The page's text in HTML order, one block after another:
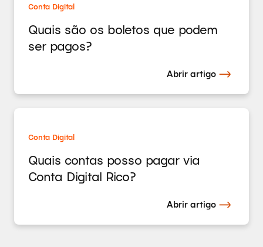
Conta Digital
Quais são os boletos que podem
ser pagos?
Abrir artigo
Conta Digital
Quais contas posso pagar via
Conta Digital Rico?
Abrir artigo